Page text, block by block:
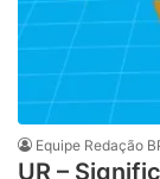
Equipe Redação
UR –